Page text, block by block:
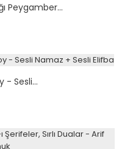
Peygamber...
- Sesli...